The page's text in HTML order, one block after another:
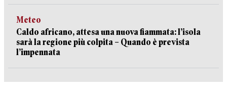
Meteo
Caldo africano, attesa una nuova fiammata: l’isola
sarà la regione più colpita – Quando è prevista
l’impennata